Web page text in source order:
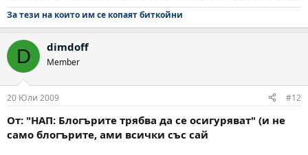
За тези на които им се копаят биткойни
D dimdoff
Member
20 Юли 2009 #12
От: "НАП: Блогърите трябва да се осигуряват" (и не
само блогърите, ами всички със сай